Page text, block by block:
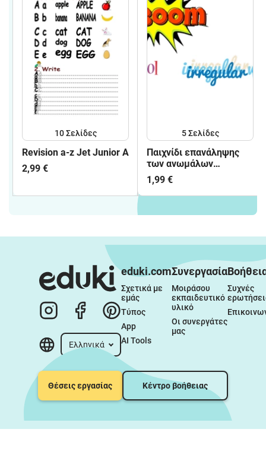
10Σελίδες
Revision a-z Jet Junior A
2,99 €
5Σελίδες
Παιχνίδι επανάληψης
των ανωμάλων
ρημάτων.
1,99 €
Ελληνικά
eduki.com
Σχετικά με
εμάς
Τύπος
App
AI Tools
Συνεργασία
Μοιράσου
εκπαιδευτικό
υλικό
Οι συνεργάτες
μας
Συχνές
Θέσεις εργασίας Κέντρο βοήθειας